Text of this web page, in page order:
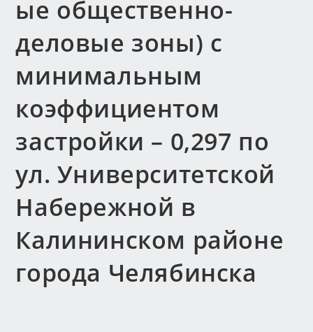
ые общественно-
деловые зоны) с
минимальным
коэффициентом
застройки – 0,297 по
ул. Университетской
Набережной в
Калининском районе
города Челябинска